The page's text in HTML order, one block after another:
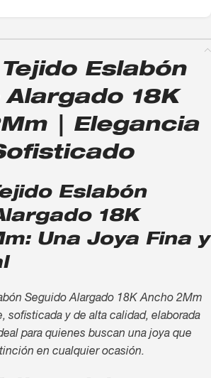
Eslabón
Alargado 18K
| Elegancia
Eslabón
18K
Una Joya Fina y
Seguido Alargado 18K Ancho 2Mm
sofisticada y de alta calidad, elaborada
para quienes buscan una joya que
en cualquier ocasión.